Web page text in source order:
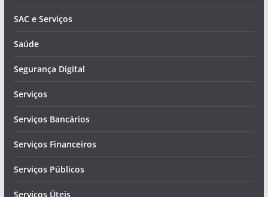
SAC e Serviços
Saúde
Segurança Digital
Serviços
Serviços Bancários
Serviços Financeiros
Serviços Públicos
Serviços Úteis